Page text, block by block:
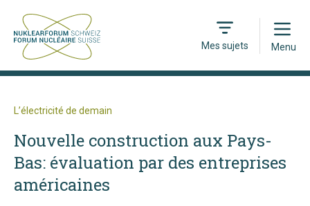
Mes sujets
Open
Menu
L’électricité de demain
Nouvelle construction aux Pays-
Bas: évaluation par des entreprises
américaines